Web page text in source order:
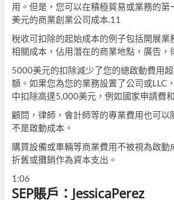
用。但是，您可以在積極貿易或業務的第
美元的商業創業公司成本.11
稅收可扣除的起始成本的例子包括開展業
相關成本，佔用潛在的商業地點，廣告，
5000美元的扣除減少了您的總啟動費用
額。如果您為您的業務設置了公司或LLC
中扣除高達5,000美元，例如國家申請費
顧問，律師，會計師等的專業費用也可以
不是啟動成本。
購買設備或車輛等商業費用不被視為啟動
折舊或攤銷作為資本支出。
1:06
SEP賬戶：JessicaPerez